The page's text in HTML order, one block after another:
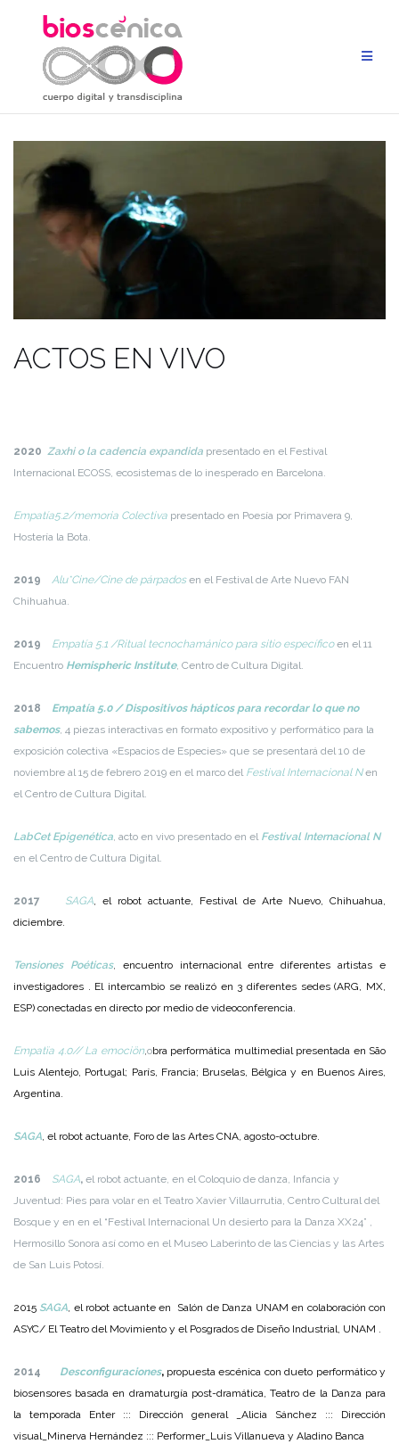
contenido
ACTOS EN VIVO
2020 Zaxhi o la cadencia expandida presentado en el Festival
Internacional ECOSS, ecosistemas de lo inesperado en Barcelona.
Empatía5.2/memoria Colectiva presentado en Poesía por Primavera 9,
Hostería la Bota.
2019 Alu*Cine/Cine de párpados en el Festival de Arte Nuevo FAN
Chihuahua.
2019 Empatía 5.1 /Ritual tecnochamánico para sitio específico en el 11
Encuentro Hemispheric Institute, Centro de Cultura Digital.
2018 Empatía 5.0 / Dispositivos hápticos para recordar lo que no
sabemos, 4 piezas interactivas en formato expositivo y performático para la
exposición colectiva «Espacios de Especies» que se presentará del 10 de
noviembre al 15 de febrero 2019 en el marco del Festival Internacional Nen
el Centro de Cultura Digital.
LabCet Epigenética, acto en vivo presentado en el Festival Internacional N
en el Centro de Cultura Digital.
2017 SAGA, el robot actuante, Festival de Arte Nuevo, Chihuahua,
diciembre.
Tensiones Poéticas,
encuentro internacional entre diferentes artistas e
investigadores . El intercambio se realizó en 3 diferentes sedes (ARG, MX,
ESP) conectadas en directo por medio de videoconferencia.
Empatïa 4.0// La emociön,obra performática multimedial presentada en São
Luis Alentejo, Portugal; París, Francia; Bruselas, Bélgica y en Buenos Aires,
Argentina.
SAGA, el robot actuante, Foro de las Artes CNA, agosto-octubre.
2016 SAGA, el robot actuante, en el Coloquio de danza, Infancia y
Juventud: Pies para volar en el Teatro Xavier Villaurrutia, Centro Cultural del
Bosque y en en el “Festival Internacional Un desierto para la Danza XX24” ,
Hermosillo Sonora así como en el Museo Laberinto de las Ciencias y las Artes
de San Luis Potosí.
2015 SAGA, el robot actuante en Salón de Danza UNAM en colaboración con
ASYC/ El Teatro del Movimiento y el Posgrados de Diseño Industrial, UNAM .
2014 Desconfiguraciones,propuesta escénica con dueto performático y
biosensores basada en dramaturgía post-dramática, Teatro de la Danza para
la temporada Enter ::: Dirección general _Alicia Sánchez ::: Dirección
visual_Minerva Hernández ::: Performer_Luis Villanueva y Aladino Banca